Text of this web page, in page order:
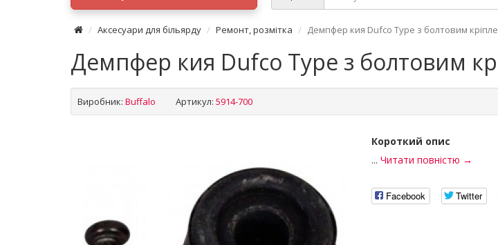
Аксесуари для більярду Ремонт, розмітка Демпфер кия Dufco Type з болтовим
Демпфер кия Dufco Type з болтовим
Виробник: Buffalo Артикул: 5914-700
Короткий опис
... Читати повністю →
Facebook Twitter